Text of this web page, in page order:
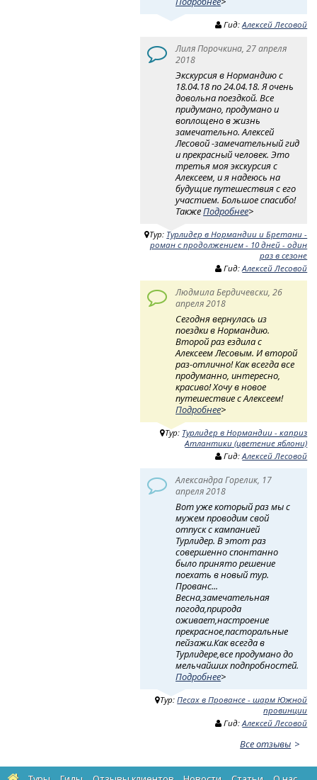
Гид:Алексей Лесовой
Лиля Порочкина, 27 апреля
2018
Экскурсия в Нормандию с
18.04.18 по 24.04.18. Я очень
довольна поездкой. Все
придумано, продумано и
воплощено в жизнь
замечательно. Алексей
Лесовой -замечательный гид
и прекрасный человек. Это
третья моя экскурсия с
Алексеем, и я надеюсь на
будущие путешествия с его
участием. Большое спасибо!
ТакжеПодробнее>
Тур: Турлидер в Нормандии и Бретани -
роман с продолжением - 10 дней - один
раз в сезоне
Гид:Алексей Лесовой
Людмила Бердичевски, 26
апреля 2018
Сегодня вернулась из
поездки в Нормандию.
Второй раз ездила с
Алексеем Лесовым. И второй
раз-отлично! Как всегда все
продуманно, интересно,
красиво! Хочу в новое
путешествие с Алексеем!
Подробнее>
Тур: Турлидер в Нормандии - каприз
Атлантики (цветение яблони)
Гид:Алексей Лесовой
Александра Горелик, 17
апреля 2018
Вот уже который раз мы с
мужем проводим свой
отпуск с кампанией
Турлидер. В этот раз
совершенно спонтанно
было принято решение
поехать в новый тур.
Прованс...
Весна,замечательная
погода,природа
оживает,настроение
прекрасное,пасторальные
пейзажи.Как всегда в
Турлидере,все продумано до
мельчайших подпробностей.
Подробнее>
Тур:Песах в Провансе - шарм Южной
провинции
Гид:Алексей Лесовой
Все отзывы